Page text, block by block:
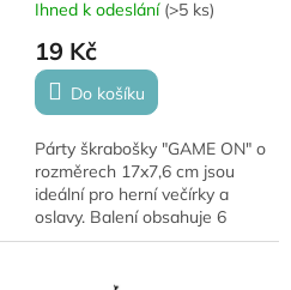
Ihned k odeslání (>5 ks)
19 Kč
Do košíku
Párty škrabošky "GAME ON" o
rozměrech 17x7,6 cm jsou
ideální pro herní večírky a
oslavy. Balení obsahuje 6
kusů, které přidají vašemu